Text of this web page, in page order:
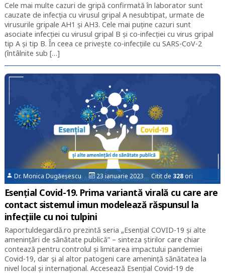
Cele mai multe cazuri de gripă confirmată în laborator sunt
cauzate de infecția cu virusul gripal A nesubtipat, urmate de
virusurile gripale AH1 și AH3. Cele mai puține cazuri sunt
asociate infecției cu virusul gripal B și co-infecției cu virus gripal
tip A și tip B. În ceea ce privește co-infecțiile cu SARS-CoV-2
(întâlnite sub […]
Dr. Monica Dugăeșescu 23 ianuarie 2023 Citit de 328ori
Esențial Covid-19. Prima variantă virală cu care are
contact sistemul imun modelează răspunsul la
infecţiile cu noi tulpini
Raportuldegardă.ro prezintă seria „Esențial COVID-19 și alte
amenințări de sănătate publică” – sinteza știrilor care chiar
contează pentru controlul și limitarea impactului pandemiei
Covid-19, dar și al altor patogeni care amenință sănătatea la
nivel local și internațional. Accesează Esențial Covid-19 de